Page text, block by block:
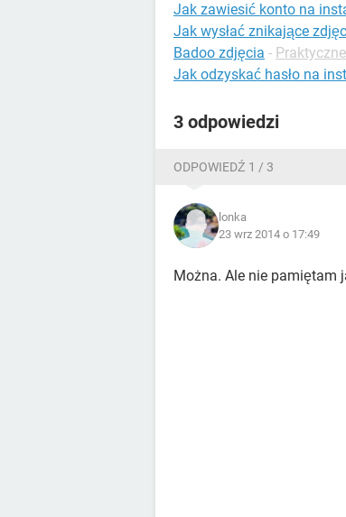
Jak zawiesić konto na
Jak wysłać znikające
Badoo zdjęcia -
Jak odzyskać hasło na
3 odpowiedzi
ODPOWIEDŹ 1 / 3
lonka
23 wrz 2014 o 17:49
Można. Ale nie pamiętam